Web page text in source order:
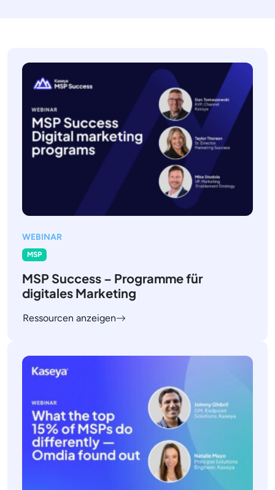
WEBINAR
MSP
MSP Success – Programme für
digitales Marketing
Ressourcen anzeigen